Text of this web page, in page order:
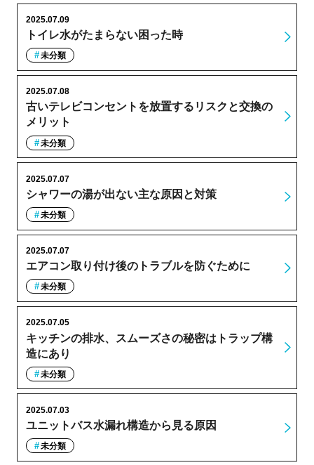
トイレ水がたまらない困った時
2025.07.09
未分類
古いテレビコンセントを放置するリスクと交換の
メリット
2025.07.08
未分類
シャワーの湯が出ない主な原因と対策
2025.07.07
未分類
エアコン取り付け後のトラブルを防ぐために
2025.07.07
未分類
キッチンの排水、スムーズさの秘密はトラップ構
造にあり
2025.07.05
未分類
ユニットバス水漏れ構造から見る原因
2025.07.03
未分類